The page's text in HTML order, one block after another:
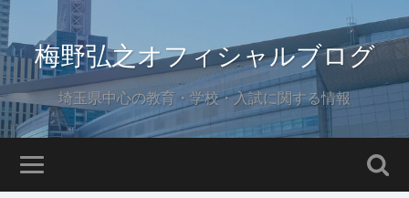
梅野弘之オフィシャルブログ
埼玉県中心の教育・学校・入試に関する情報